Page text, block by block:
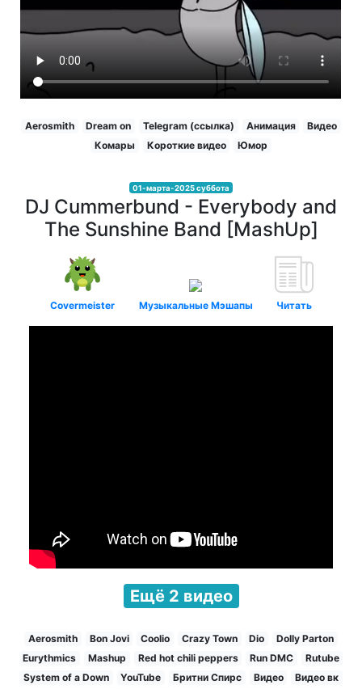
Aerosmith Dream on Telegram (ссылка) Анимация
Видео
Комары
Короткие видео Юмор
01-марта-2025 суббота
DJ Cummerbund - Everybody and
The Sunshine Band [MashUp]
Covermeister Музыкальные Мэшапы Читать
Ещё 2 видео
Aerosmith Bon Jovi Coolio Crazy Town Dio
Dolly Parton
Eurythmics
Mashup Red hot chili peppers Run DMC
Rutube
System of a Down
YouTube Бритни Спирс Видео
Видео вк